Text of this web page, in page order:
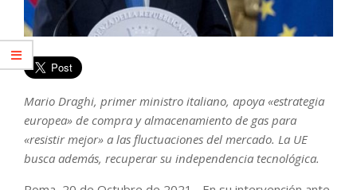
Mario Draghi, primer ministro italiano, apoya «estrategia
europea» de compra y almacenamiento de gas para
«resistir mejor» a las fluctuaciones del mercado. La UE
busca además, recuperar su independencia tecnológica.